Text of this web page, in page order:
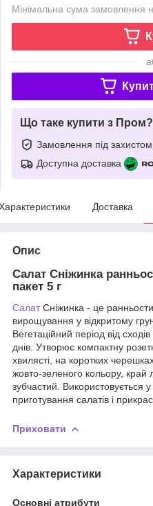
Мінімальна сума замовлення
Що таке купити з Пром?
Замовлення під захистом
Доступна доставка
Доставка
Опис
Салат Сніжинка
пакет 5 г
СалатСніжинка - це
вирощування у відкритому
Вегетаційний період від
днів. Утворює компактну
хвилясті, на коротких
жовто-зеленого кольору, край
зубчастий. Використовується
приготування салатів і
Приховати
Характеристики
Основні атрибути